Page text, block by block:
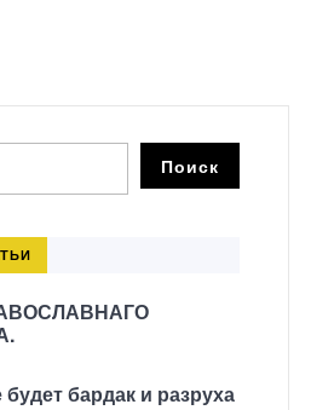
будет бардак и разруха